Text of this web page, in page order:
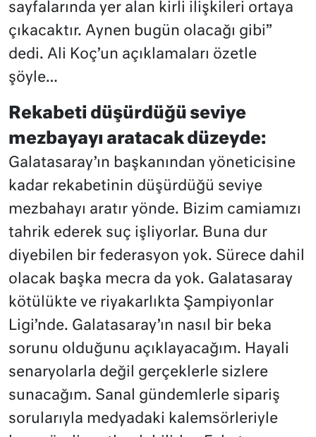
sayfalarında yer alan kirli ilişkileri ortaya
çıkacaktır. Aynen bugün olacağı gibi”
dedi. Ali Koç’un açıklamaları özetle
şöyle…
Rekabeti düşürdüğü seviye
mezbayayı aratacak düzeyde:
Galatasaray’ın başkanından yöneticisine
kadar rekabetinin düşürdüğü seviye
mezbahayı aratır yönde. Bizim camiamızı
tahrik ederek suç işliyorlar. Buna dur
diyebilen bir federasyon yok. Sürece dahil
olacak başka mecra da yok. Galatasaray
kötülükte ve riyakarlıkta Şampiyonlar
Ligi’nde. Galatasaray’ın nasıl bir beka
sorunu olduğunu açıklayacağım. Hayali
senaryolarla değil gerçeklerle sizlere
sunacağım. Sanal gündemlerle sipariş
sorularıyla medyadaki kalemsörleriyle